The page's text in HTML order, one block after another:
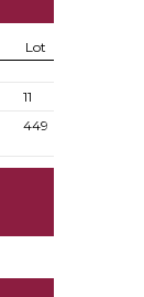
Lot
11
449